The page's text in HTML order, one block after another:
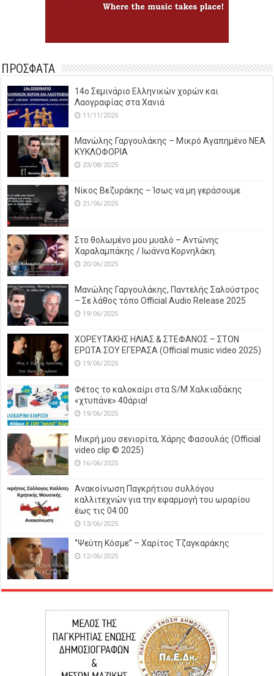
ΠΡΟΣΦΑΤΑ
14o Σεμινάριο Ελληνικών χορών και
Λαογραφίας στα Χανιά
11/11/2025
Μανώλης Γαργουλάκης – Μικρό Αγαπημένο NEΑ
ΚΥΚΛΟΦΟΡΙΑ
23/08/2025
Νίκος Βεζυράκης – Ίσως να μη γεράσουμε
21/06/2025
Στο θολωμένο μου μυαλό – Αντώνης
Χαραλαμπάκης / Ιωάννα Κορνηλάκη.
20/06/2025
Μανώλης Γαργουλάκης, Παντελής Σαλούστρος
– Σε λάθος τόπο Official Audio Release 2025
19/06/2025
ΧΟΡΕΥΤΑΚΗΣ ΗΛΙΑΣ & ΣΤΕΦΑΝΟΣ – ΣΤΟΝ
ΕΡΩΤΑ ΣΟΥ ΕΓΕΡΑΣΑ (Official music video 2025)
19/06/2025
Φέτος το καλοκαίρι στα S/M Χαλκιαδάκης
«χτυπάνε» 40άρια!
19/06/2025
Μικρή μου σενιορίτα, Χάρης Φασουλάς (Official
video clip © 2025)
16/06/2025
Ανακοίνωση Παγκρήτιου συλλόγου
καλλιτεχνών για την εφαρμογή του ωραρίου
έως τις 04:00
13/06/2025
‘’Ψεύτη Κόσμε’’ – Χαρίτος Τζαγκαράκης
12/06/2025